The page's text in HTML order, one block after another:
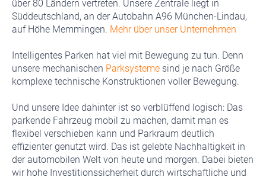
über 80 Ländern vertreten. Unsere Zentrale liegt in
Süddeutschland, an der Autobahn A96 München-Lindau,
auf Höhe Memmingen. Mehr über unser Unternehmen
Intelligentes Parken hat viel mit Bewegung zu tun. Denn
unsere mechanischen Parksysteme sind je nach Größe
komplexe technische Konstruktionen voller Bewegung.
Und unsere Idee dahinter ist so verblüffend logisch: Das
parkende Fahrzeug mobil zu machen, damit man es
flexibel verschieben kann und Parkraum deutlich
effizienter genutzt wird. Das ist gelebte Nachhaltigkeit in
der automobilen Welt von heute und morgen. Dabei bieten
wir hohe Investitionssicherheit durch wirtschaftliche und